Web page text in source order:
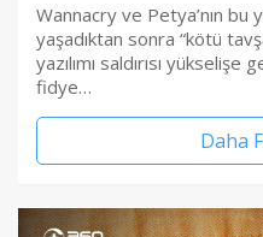
Wannacry ve Petya’nın bu
yaşadıktan sonra “kötü
yazılımı saldırısı
fidye…
Daha